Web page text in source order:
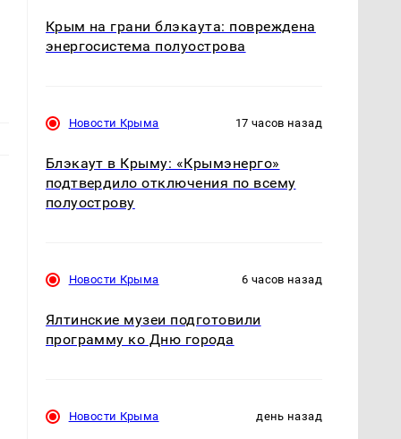
Крым на грани блэкаута: повреждена
энергосистема полуострова
Новости Крыма 17 часов назад
Блэкаут в Крыму: «Крымэнерго»
подтвердило отключения по всему
полуострову
Новости Крыма 6 часов назад
Ялтинские музеи подготовили
программу ко Дню города
Новости Крыма день назад